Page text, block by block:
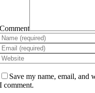
Comment
Save my name, email, and
I comment.